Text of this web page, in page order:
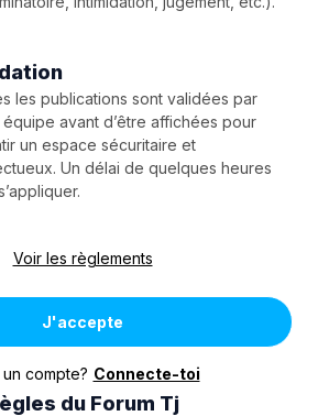
les publications sont validées par
avant d’être affichées pour
un espace sécuritaire et
Un délai de quelques heures
Voir les règlements
J'accepte
compte? Connecte-toi
du Forum Tj